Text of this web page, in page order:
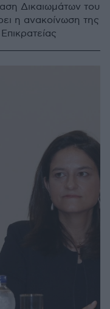
Δικαιωμάτων του
η ανακοίνωση της